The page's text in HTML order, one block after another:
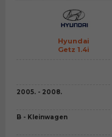
Hyundai
Getz 1.4i
2005. - 2008.
B - Kleinwagen